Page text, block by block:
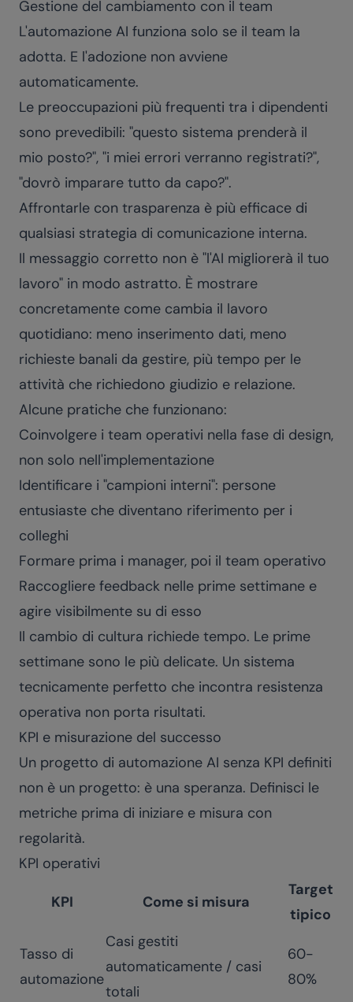
Gestione del cambiamento con il team
L'automazione AI funziona solo se il team la
adotta. E l'adozione non avviene
automaticamente.
Le preoccupazioni più frequenti tra i dipendenti
sono prevedibili: "questo sistema prenderà il
mio posto?", "i miei errori verranno registrati?",
"dovrò imparare tutto da capo?".
Affrontarle con trasparenza è più efficace di
qualsiasi strategia di comunicazione interna.
Il messaggio corretto non è "l'AI migliorerà il tuo
lavoro" in modo astratto. È mostrare
concretamente come cambia il lavoro
quotidiano: meno inserimento dati, meno
richieste banali da gestire, più tempo per le
attività che richiedono giudizio e relazione.
Alcune pratiche che funzionano:
Coinvolgere i team operativi nella fase di design,
non solo nell'implementazione
Identificare i "campioni interni": persone
entusiaste che diventano riferimento per i
colleghi
Formare prima i manager, poi il team operativo
Raccogliere feedback nelle prime settimane e
agire visibilmente su di esso
Il cambio di cultura richiede tempo. Le prime
settimane sono le più delicate. Un sistema
tecnicamente perfetto che incontra resistenza
operativa non porta risultati.
KPI e misurazione del successo
Un progetto di automazione AI senza KPI definiti
non è un progetto: è una speranza. Definisci le
metriche prima di iniziare e misura con
regolarità.
KPI operativi
KPI Come si misura
Target
tipico
Tasso di
automazione
Casi gestiti
automaticamente / casi
totali
60-
80%